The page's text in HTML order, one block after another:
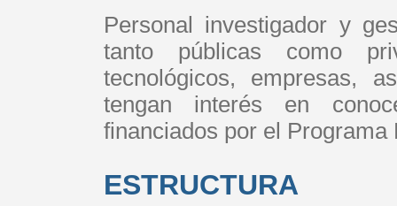
Personal investigador y
tanto públicas como
tecnológicos, empresas,
tengan interés en
financiados por el Programa
ESTRUCTURA